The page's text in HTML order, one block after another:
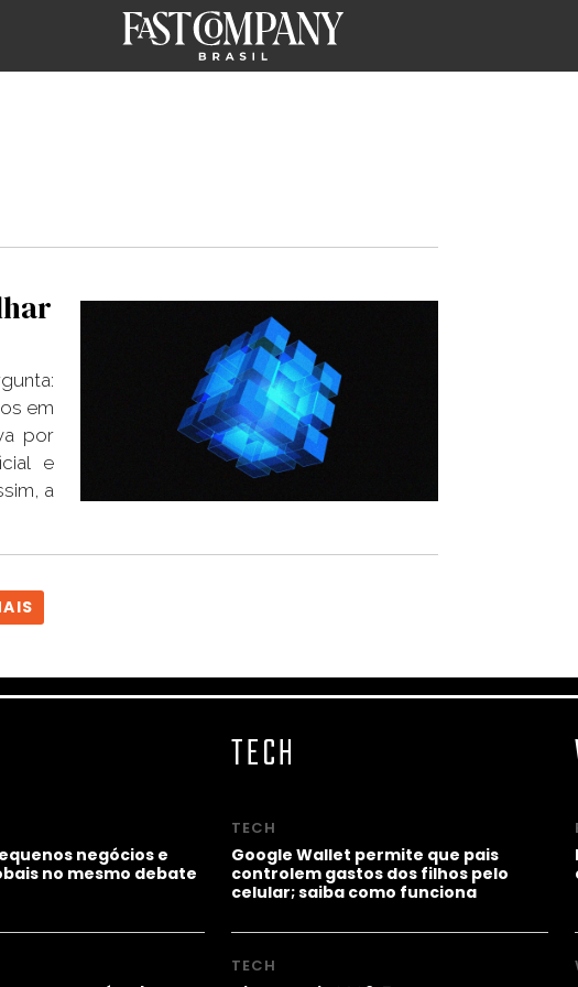
em
por
e
a
negócios e
no mesmo debate
TECH
TECH
Google Wallet permite que pais
controlem gastos dos filhos pelo
celular; saiba como funciona
TECH